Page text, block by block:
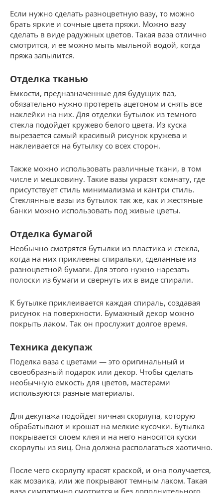
Если нужно сделать разноцветную вазу, то можно
брать яркие и сочные цвета пряжи. Можно вазу
сделать в виде радужных цветов. Такая ваза отлично
смотрится, и ее можно мыть мыльной водой, когда
пряжа запылится.
Отделка тканью
Емкости, предназначенные для будущих ваз,
обязательно нужно протереть ацетоном и снять все
наклейки на них. Для отделки бутылок из темного
стекла подойдет кружево белого цвета. Из куска
вырезается самый красивый рисунок кружева и
наклеивается на бутылку со всех сторон.
Также можно использовать различные ткани, в том
числе и мешковину. Такие вазы украсят комнату, где
присутствует стиль минимализма и кантри стиль.
Стеклянные вазы из бутылок так же, как и жестяные
банки можно использовать под живые цветы.
Отделка бумагой
Необычно смотрятся бутылки из пластика и стекла,
когда на них приклеены спиральки, сделанные из
разноцветной бумаги. Для этого нужно нарезать
полоски из бумаги и свернуть их в виде спирали.
К бутылке приклеивается каждая спираль, создавая
рисунок на поверхности. Бумажный декор можно
покрыть лаком. Так он прослужит долгое время.
Техника декупаж
Поделка ваза с цветами — это оригинальный и
своеобразный подарок или декор. Чтобы сделать
необычную емкость для цветов, мастерами
используются разные материалы.
Для декупажа подойдет яичная скорлупа, которую
обрабатывают и крошат на мелкие кусочки. Бутылка
покрывается слоем клея и на него наносятся куски
скорлупы из яиц. Она должна располагаться хаотично.
После чего скорлупу красят краской, и она получается,
как мозаика, или же покрывают темным лаком. Такая
ваза симпатично смотрится и без дополнительного